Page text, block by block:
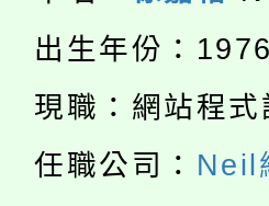
半價優惠
者。
大溪自造
份教師研習
淨零綠生
會
公告本校
代理(課)
「本色祭
出生年份：
現職：網站程式
任職公司： Neil